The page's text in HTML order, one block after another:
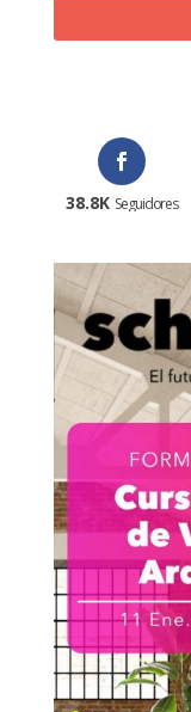
38.8K Seguidores